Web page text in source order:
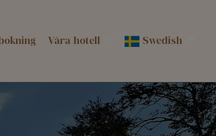
Våra hotell Swedish